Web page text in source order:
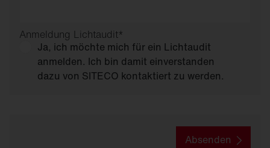
Anmeldung Lichtaudit*
Ja, ich möchte mich für ein Lichtaudit
anmelden. Ich bin damit einverstanden
dazu von SITECO kontaktiert zu werden.
Absenden